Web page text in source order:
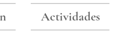
Actividades